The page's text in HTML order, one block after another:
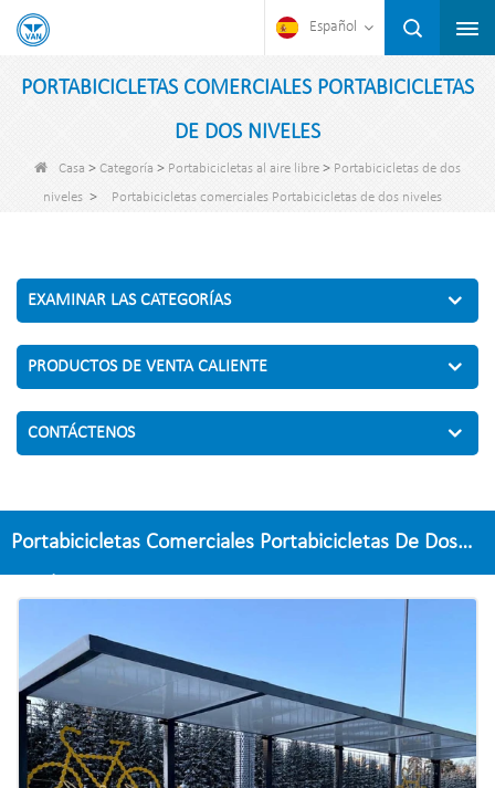
Español
PORTABICICLETAS COMERCIALES PORTABICICLETAS
DE DOS NIVELES
Casa > Categoría > Portabicicletas al aire libre > Portabicicletas de dos
niveles> Portabicicletas comerciales Portabicicletas de dos niveles
EXAMINAR LAS CATEGORÍAS
PRODUCTOS DE VENTA CALIENTE
CONTÁCTENOS
Portabicicletas Comerciales Portabicicletas De Dos